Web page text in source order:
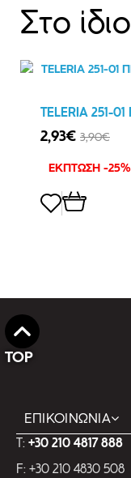
Στο
TELERIA 251-
2,93€ 3,90€
ΕΚΠΤΩΣΗ -25%
TOP
ΕΠΙΚΟΙΝΩΝΙΑ
T: +30 210 4817 888
F: +30 210 4830 508